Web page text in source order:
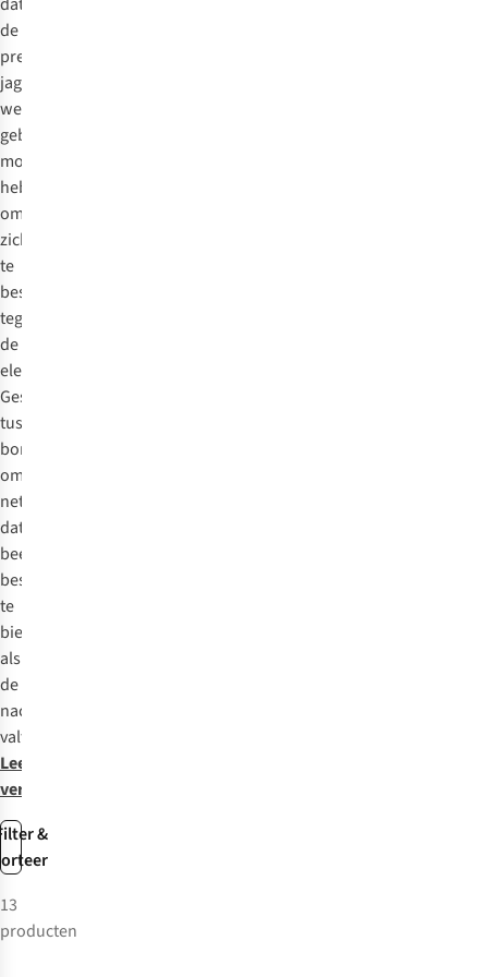
&
de
prehistorische
jagers
wel
gebruikt
moeten
hebben
om
zich
te
beschermen
tegen
de
elementen.
Gespannen
tussen
bomen
om
net
dat
beetje
bescherming
te
bieden
als
de
nacht
valt.
Lees
verder
13
producten